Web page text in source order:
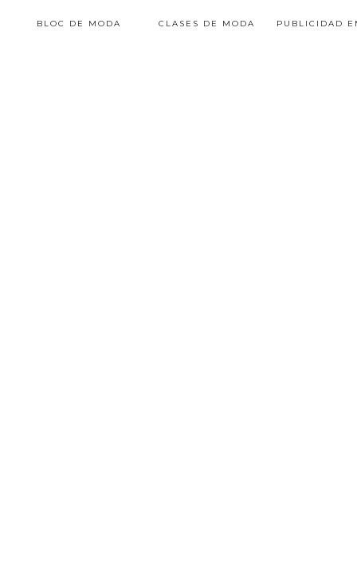
BLOC DE MODA CLASES DE MODA PUBLICIDAD